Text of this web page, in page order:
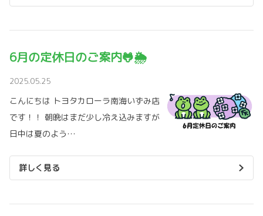
6月の定休日のご案内🐸🌦️
2025.05.25
こんにちは トヨタカローラ南海いずみ店
です！！ 朝晩はまだ少し冷え込みますが
日中は夏のよう…
詳しく見る